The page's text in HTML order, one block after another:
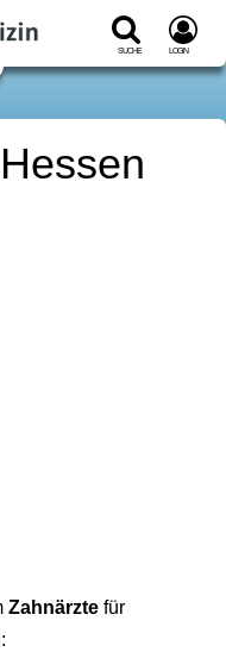
Suche Login
Zahnärzte für